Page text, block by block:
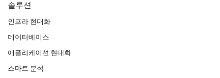
솔루션
인프라 현대화
데이터베이스
애플리케이션 현대화
스마트 분석